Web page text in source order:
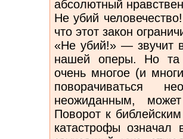
абсолютный
Не убий
что этот закон
«Не убий!» — звучит
нашей оперы. Но та
очень многое (и
поворачиваться
неожиданным,
Поворот к
катастрофы означал